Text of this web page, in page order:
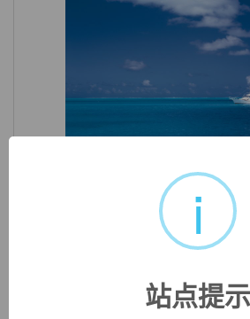
alternative spelling ofanaesthetist(q.v.).
i
站点提示